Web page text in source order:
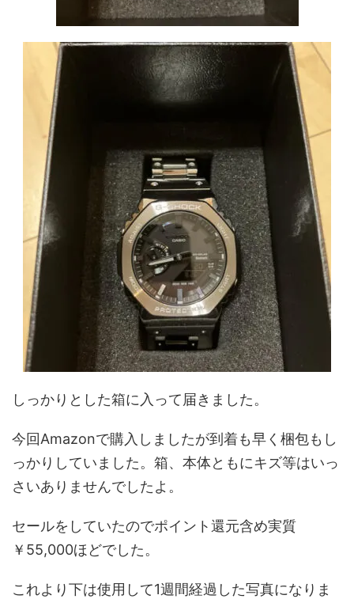
しっかりとした箱に入って届きました。
今回Amazonで購入しましたが到着も早く梱包もし
っかりしていました。箱、本体ともにキズ等はいっ
さいありませんでしたよ。
セールをしていたのでポイント還元含め実質
￥55,000ほどでした。
これより下は使用して1週間経過した写真になりま